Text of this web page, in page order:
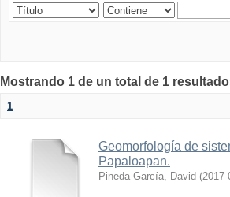
Mostrando 1 de un total de 1
1
Geomorfología de
Papaloapan.
Pineda García, David (2017-